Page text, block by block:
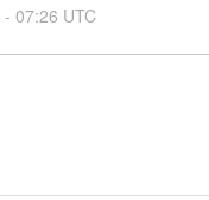
- 07:26 UTC